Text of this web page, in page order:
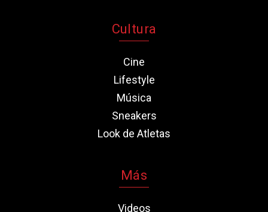
Cultura
Cine
Lifestyle
Música
Sneakers
Look de Atletas
Más
Videos